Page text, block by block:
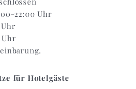
22:00 Uhr
Uhr
Uhr
für Hotelgäste